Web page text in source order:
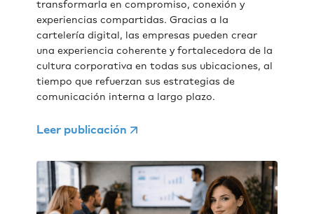
transformarla en compromiso, conexión y
experiencias compartidas. Gracias a la
cartelería digital, las empresas pueden crear
una experiencia coherente y fortalecedora de la
cultura corporativa en todas sus ubicaciones, al
tiempo que refuerzan sus estrategias de
comunicación interna a largo plazo.
Leer publicación